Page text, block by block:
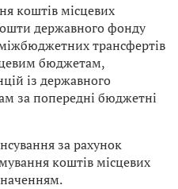
коштів місцевих
державного фонду
трансфертів
бюджетам,
із державного
за попередні бюджетні
за рахунок
коштів місцевих